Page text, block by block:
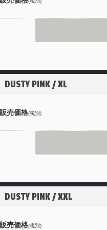
DUSTY PINK / XL
販売価格(税別)
DUSTY PINK / XXL
販売価格(税別)